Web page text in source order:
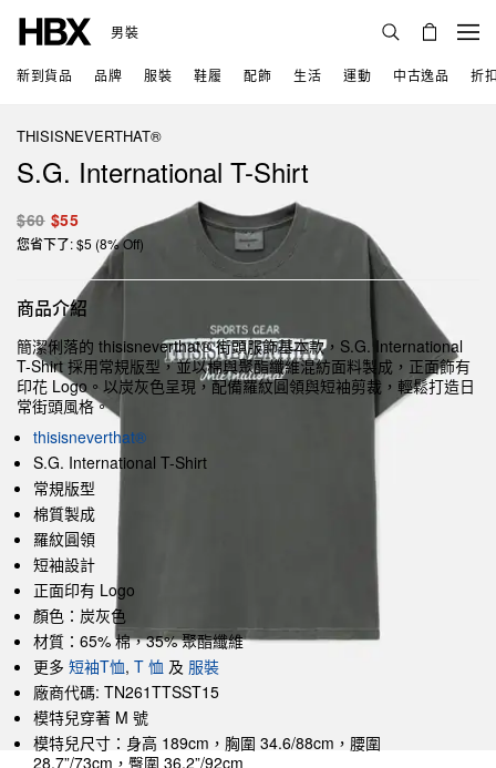
男裝
新到貨品 品牌 服裝 鞋履 配飾 生活 運動 中古逸品 折
THISISNEVERTHAT®
S.G. International T-Shirt
$60 $55
您省下了: $5 (8% Off)
商品介紹
簡潔俐落的 thisisneverthat® 街頭服飾基本款，S.G. International
T-Shirt 採用常規版型，並以棉與聚酯纖維混紡面料製成，正面飾有
印花 Logo。以炭灰色呈現，配備羅紋圓領與短袖剪裁，輕鬆打造日
常街頭風格。
thisisneverthat®
S.G. International T-Shirt
常規版型
棉質製成
羅紋圓領
短袖設計
正面印有 Logo
顏色：炭灰色
材質：65% 棉，35% 聚酯纖維
更多 短袖T恤, T 恤 及 服裝
廠商代碼: TN261TTSST15
模特兒穿著 M 號
模特兒尺寸：身高 189cm，胸圍 34.6/88cm，腰圍
28.7”/73cm，臀圍 36.2”/92cm